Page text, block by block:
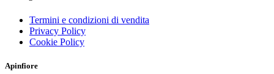
Termini e condizioni di vendita
Privacy Policy
Cookie Policy
Apinfiore